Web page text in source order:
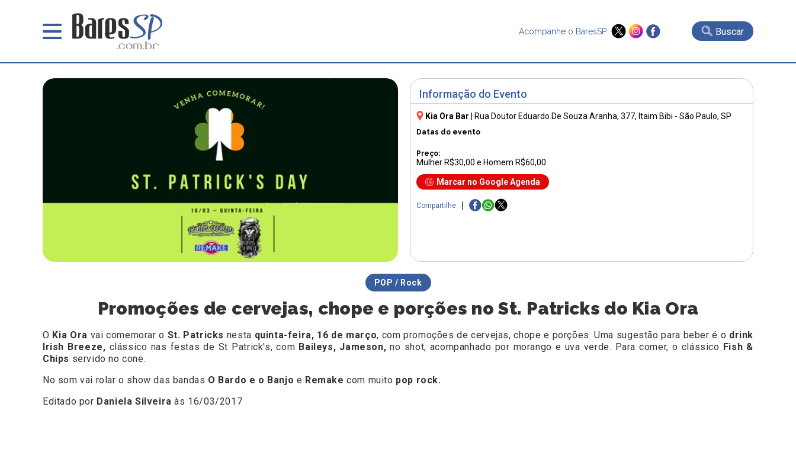
Acompanhe o BaresSP Buscar
Informação do Evento
Kia Ora Bar Rua Doutor Eduardo De Souza Aranha, 377, Itaim Bibi - São Paulo, SP
Datas do evento
Preço:
Mulher R$30,00 e Homem R$60,00
Marcar no Google Agenda
Compartilhe
POP / Rock
Promoções de cervejas, chope e porções no St. Patricks do Kia Ora
O Kia Ora vai comemorar o St. Patricks nesta quinta-feira, 16 de março, com promoções de cervejas, chope e porções. Uma sugestão para beber é o drink
Irish Breeze, clássico nas festas de St Patrick's, com Baileys, Jameson, no shot, acompanhado por morango e uva verde. Para comer, o clássico Fish &
Chips servido no cone.
No som vai rolar o show das bandas O Bardo e o Banjo e Remake com muito pop rock.
Editado por Daniela Silveira às 16/03/2017